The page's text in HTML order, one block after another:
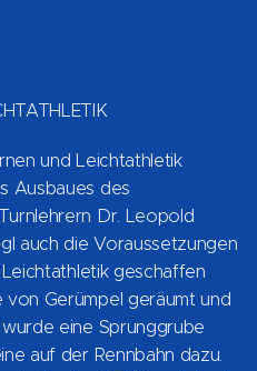
und Leichtathletik
Ausbaues des
Dr. Leopold
auch die Voraussetzungen
geschaffen
Gerümpel geräumt und
eine Sprunggrube
auf der Rennbahn dazu.